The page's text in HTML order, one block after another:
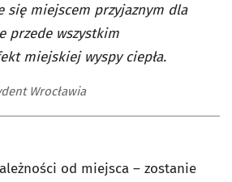
się miejscem przyjaznym dla
przede wszystkim
miejskiej wyspy ciepła.
Wrocławia
od miejsca – zostanie